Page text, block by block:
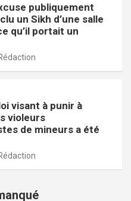
publiquement
un Sikh d’une salle
qu’il portait un
visant à punir à
violeurs
de mineurs a été